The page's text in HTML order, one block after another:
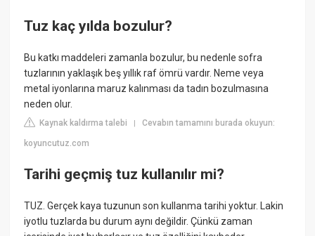
Tuz kaç yılda bozulur?
Bu katkı maddeleri zamanla bozulur, bu nedenle sofra
tuzlarının yaklaşık beş yıllık raf ömrü vardır. Neme veya
metal iyonlarına maruz kalınması da tadın bozulmasına
neden olur.
Kaynak kaldırma talebi |Cevabın tamamını burada okuyun:
koyuncutuz.com
Tarihi geçmiş tuz kullanılır mi?
TUZ. Gerçek kaya tuzunun son kullanma tarihi yoktur. Lakin
iyotlu tuzlarda bu durum aynı değildir. Çünkü zaman